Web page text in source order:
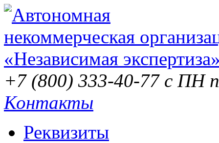
+7 (800) 333-40-77 с ПН
Контакты
Реквизиты